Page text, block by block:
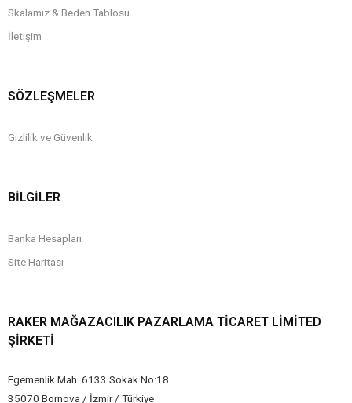
Skalamız & Beden Tablosu
İletişim
SÖZLEŞMELER
Gizlilik ve Güvenlik
BİLGİLER
Banka Hesapları
Site Haritası
RAKER MAĞAZACILIK PAZARLAMA TICARET LIMITED
ŞIRKETI
Egemenlik Mah. 6133 Sokak No:18
35070 Bornova / İzmir / Türkiye